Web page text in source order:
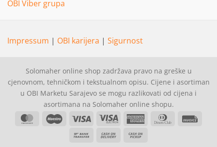
OBI Viber grupa
Impressum | OBI karijera | Sigurnost
Solomaher online shop zadržava pravo na greške u
cjenovnom, tehničkom i tekstualnom opisu. Cijene i asortiman
u OBI Marketu Sarajevo se mogu razlikovati od cijena i
asortimana na Solomaher online shopu.
MasterCardMaestro Visa
Visa
American Dinners
Bank
Cash